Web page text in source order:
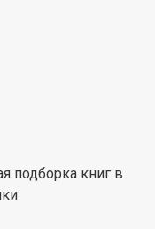
подборка книг в